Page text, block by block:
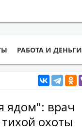
РАБОТА И ДЕНЬГИ
ядом": врач
охоты